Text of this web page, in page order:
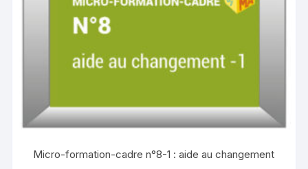
Micro-formation-cadre n°8-1 : aide au changement